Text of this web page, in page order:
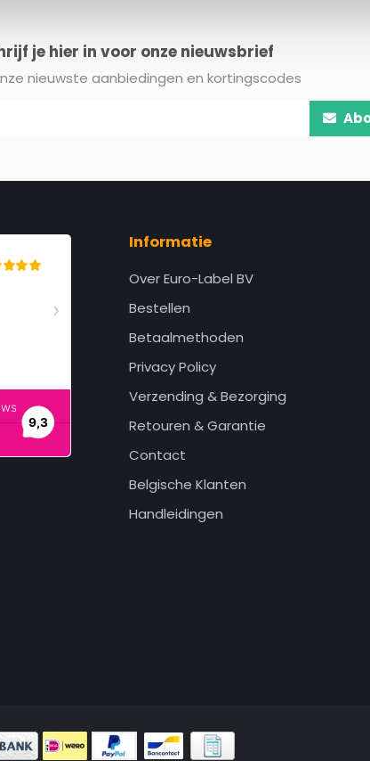
je hier in voor onze nieuwsbrief
nieuwste aanbiedingen en kortingscodes
Informatie
Over Euro-Label BV
Bestellen
Betaalmethoden
Privacy Policy
Verzending & Bezorging
Retouren & Garantie
Contact
Belgische Klanten
Handleidingen